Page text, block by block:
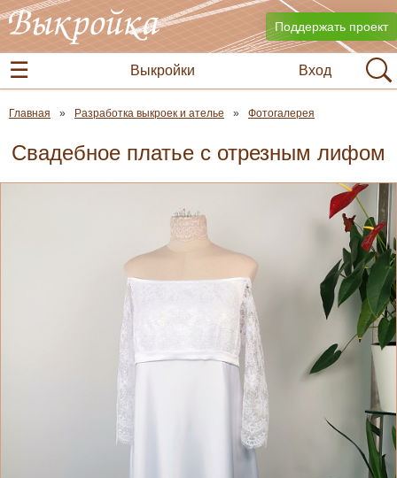
Поддержать проект
Вход
Выкройки
Главная Разработка выкроек и ателье Фотогалерея
Свадебное платье с отрезным лифом